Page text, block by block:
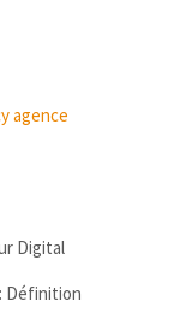
Digital
Définition